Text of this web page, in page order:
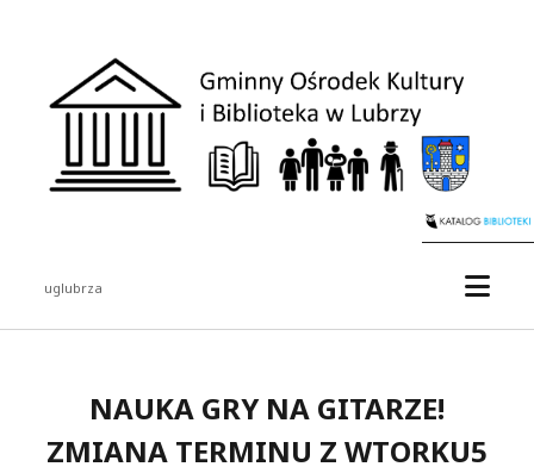
Kultury
Biblioteka
uglubrza
bocznyNAUKA GRY NA GITARZE!
ZMIANA TERMINU Z WTORKU5